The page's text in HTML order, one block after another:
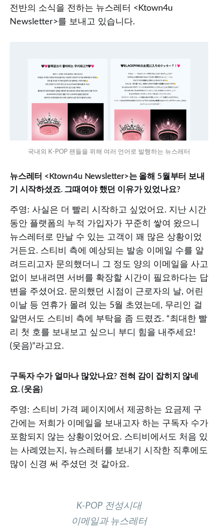
전반의 소식을 전하는 뉴스레터 <Ktown4u
Newsletter>를 보내고 있습니다.
국내외 K-POP 팬들을 위해 여러 언어로 발행하는 뉴스레터
뉴스레터 <Ktown4u Newsletter>는 올해 5월부터 보내
기 시작하셨죠. 그때여야 했던 이유가 있었나요?
주영: 사실은 더 빨리 시작하고 싶었어요. 지난 시간
동안 플랫폼의 누적 가입자가 꾸준히 쌓여 왔으니
뉴스레터로 만날 수 있는 고객이 꽤 많은 상황이었
거든요. 스티비 측에 예상되는 발송 이메일 수를 알
려드리고자 문의했더니 그 정도 양의 이메일을 사고
없이 보내려면 서버를 확장할 시간이 필요하다는 답
변을 주셨어요. 문의했던 시점이 근로자의 날, 어린
이날 등 연휴가 몰려 있는 5월 초였는데, 무리인 걸
알면서도 스티비 측에 부탁을 좀 드렸죠. “최대한 빨
리 첫 호를 보내보고 싶으니 부디 힘을 내주세요!
(웃음)”라고요.
구독자 수가 얼마나 많았나요? 전혀 감이 잡히지 않네
요. (웃음)
주영: 스티비 가격 페이지에서 제공하는 요금제 구
간에는 저희가 이메일을 보내고자 하는 구독자 수가
포함되지 않는 상황이었어요. 스티비에서도 처음 있
는 사례였는지, 뉴스레터를 보내기 시작한 직후에도
많이 신경 써 주셨던 것 같아요.
K-POP 전성시대
이메일과 뉴스레터